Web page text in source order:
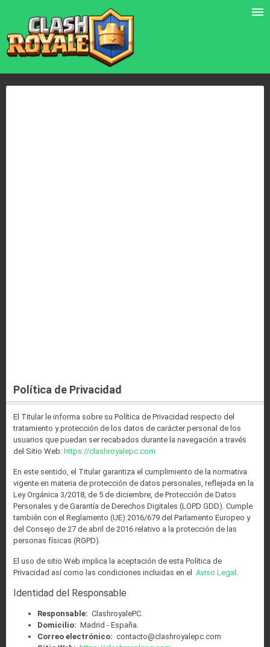
Política de Privacidad
El Titular le informa sobre su Política de Privacidad respecto del
tratamiento y protección de los datos de carácter personal de los
usuarios que puedan ser recabados durante la navegación a través
del Sitio Web: https://clashroyalepc.com
En este sentido, el Titular garantiza el cumplimiento de la normativa
vigente en materia de protección de datos personales, reflejada en la
Ley Orgánica 3/2018, de 5 de diciembre, de Protección de Datos
Personales y de Garantía de Derechos Digitales (LOPD GDD). Cumple
también con el Reglamento (UE) 2016/679 del Parlamento Europeo y
del Consejo de 27 de abril de 2016 relativo a la protección de las
personas físicas (RGPD).
El uso de sitio Web implica la aceptación de esta Política de
Privacidad así como las condiciones incluidas en el Aviso Legal
Identidad del Responsable
Responsable: ClashroyalePC.
Domicilio: Madrid - España.
Correo electrónico: contacto@clashroyalepc.com